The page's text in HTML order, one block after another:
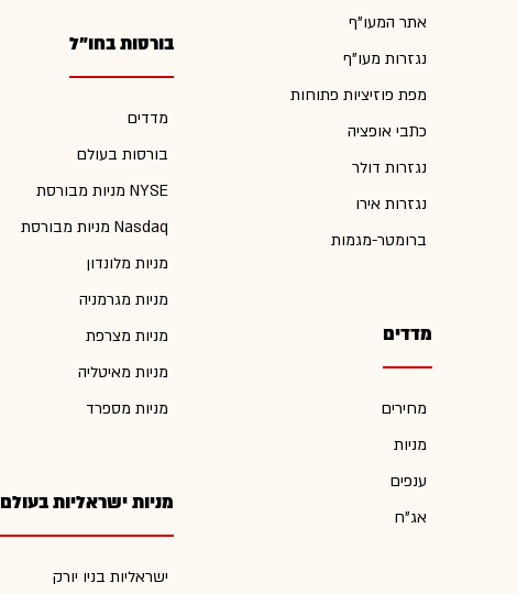
אתר המעו"ף
נגזרות מעו"ף
מפת פוזיציות פתוחות
כתבי אופציה
נגזרות דולר
נגזרות אירו
ברומטר-מגמות
מדדים
מחירים
מניות
ענפים
אג"ח
בורסות בחו"ל
מדדים
בורסות בעולם
מניות מבורסת NYSE
מניות מבורסת Nasdaq
מניות מלונדון
מניות מגרמניה
מניות מצרפת
מניות מאיטליה
מניות מספרד
מניות ישראליות בעולם
ישראליות בניו יורק